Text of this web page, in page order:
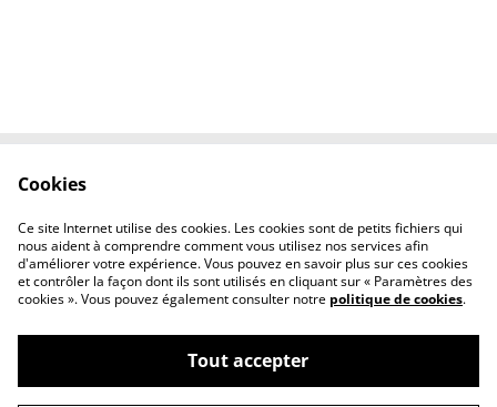
Contactez-nous
Politique de
confidentialité
Politique de
cookies
©2026l'éclipse
Cookies
Ce site Internet utilise des cookies. Les cookies sont de petits fichiers qui
nous aident à comprendre comment vous utilisez nos services afin
d'améliorer votre expérience. Vous pouvez en savoir plus sur ces cookies
et contrôler la façon dont ils sont utilisés en cliquant sur « Paramètres des
cookies ». Vous pouvez également consulter notre politique de cookies.
Tout accepter